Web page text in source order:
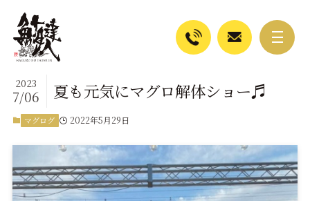
夏も元気にマグロ解体ショー♬
2023
7/06
マグログ 2022年5月29日